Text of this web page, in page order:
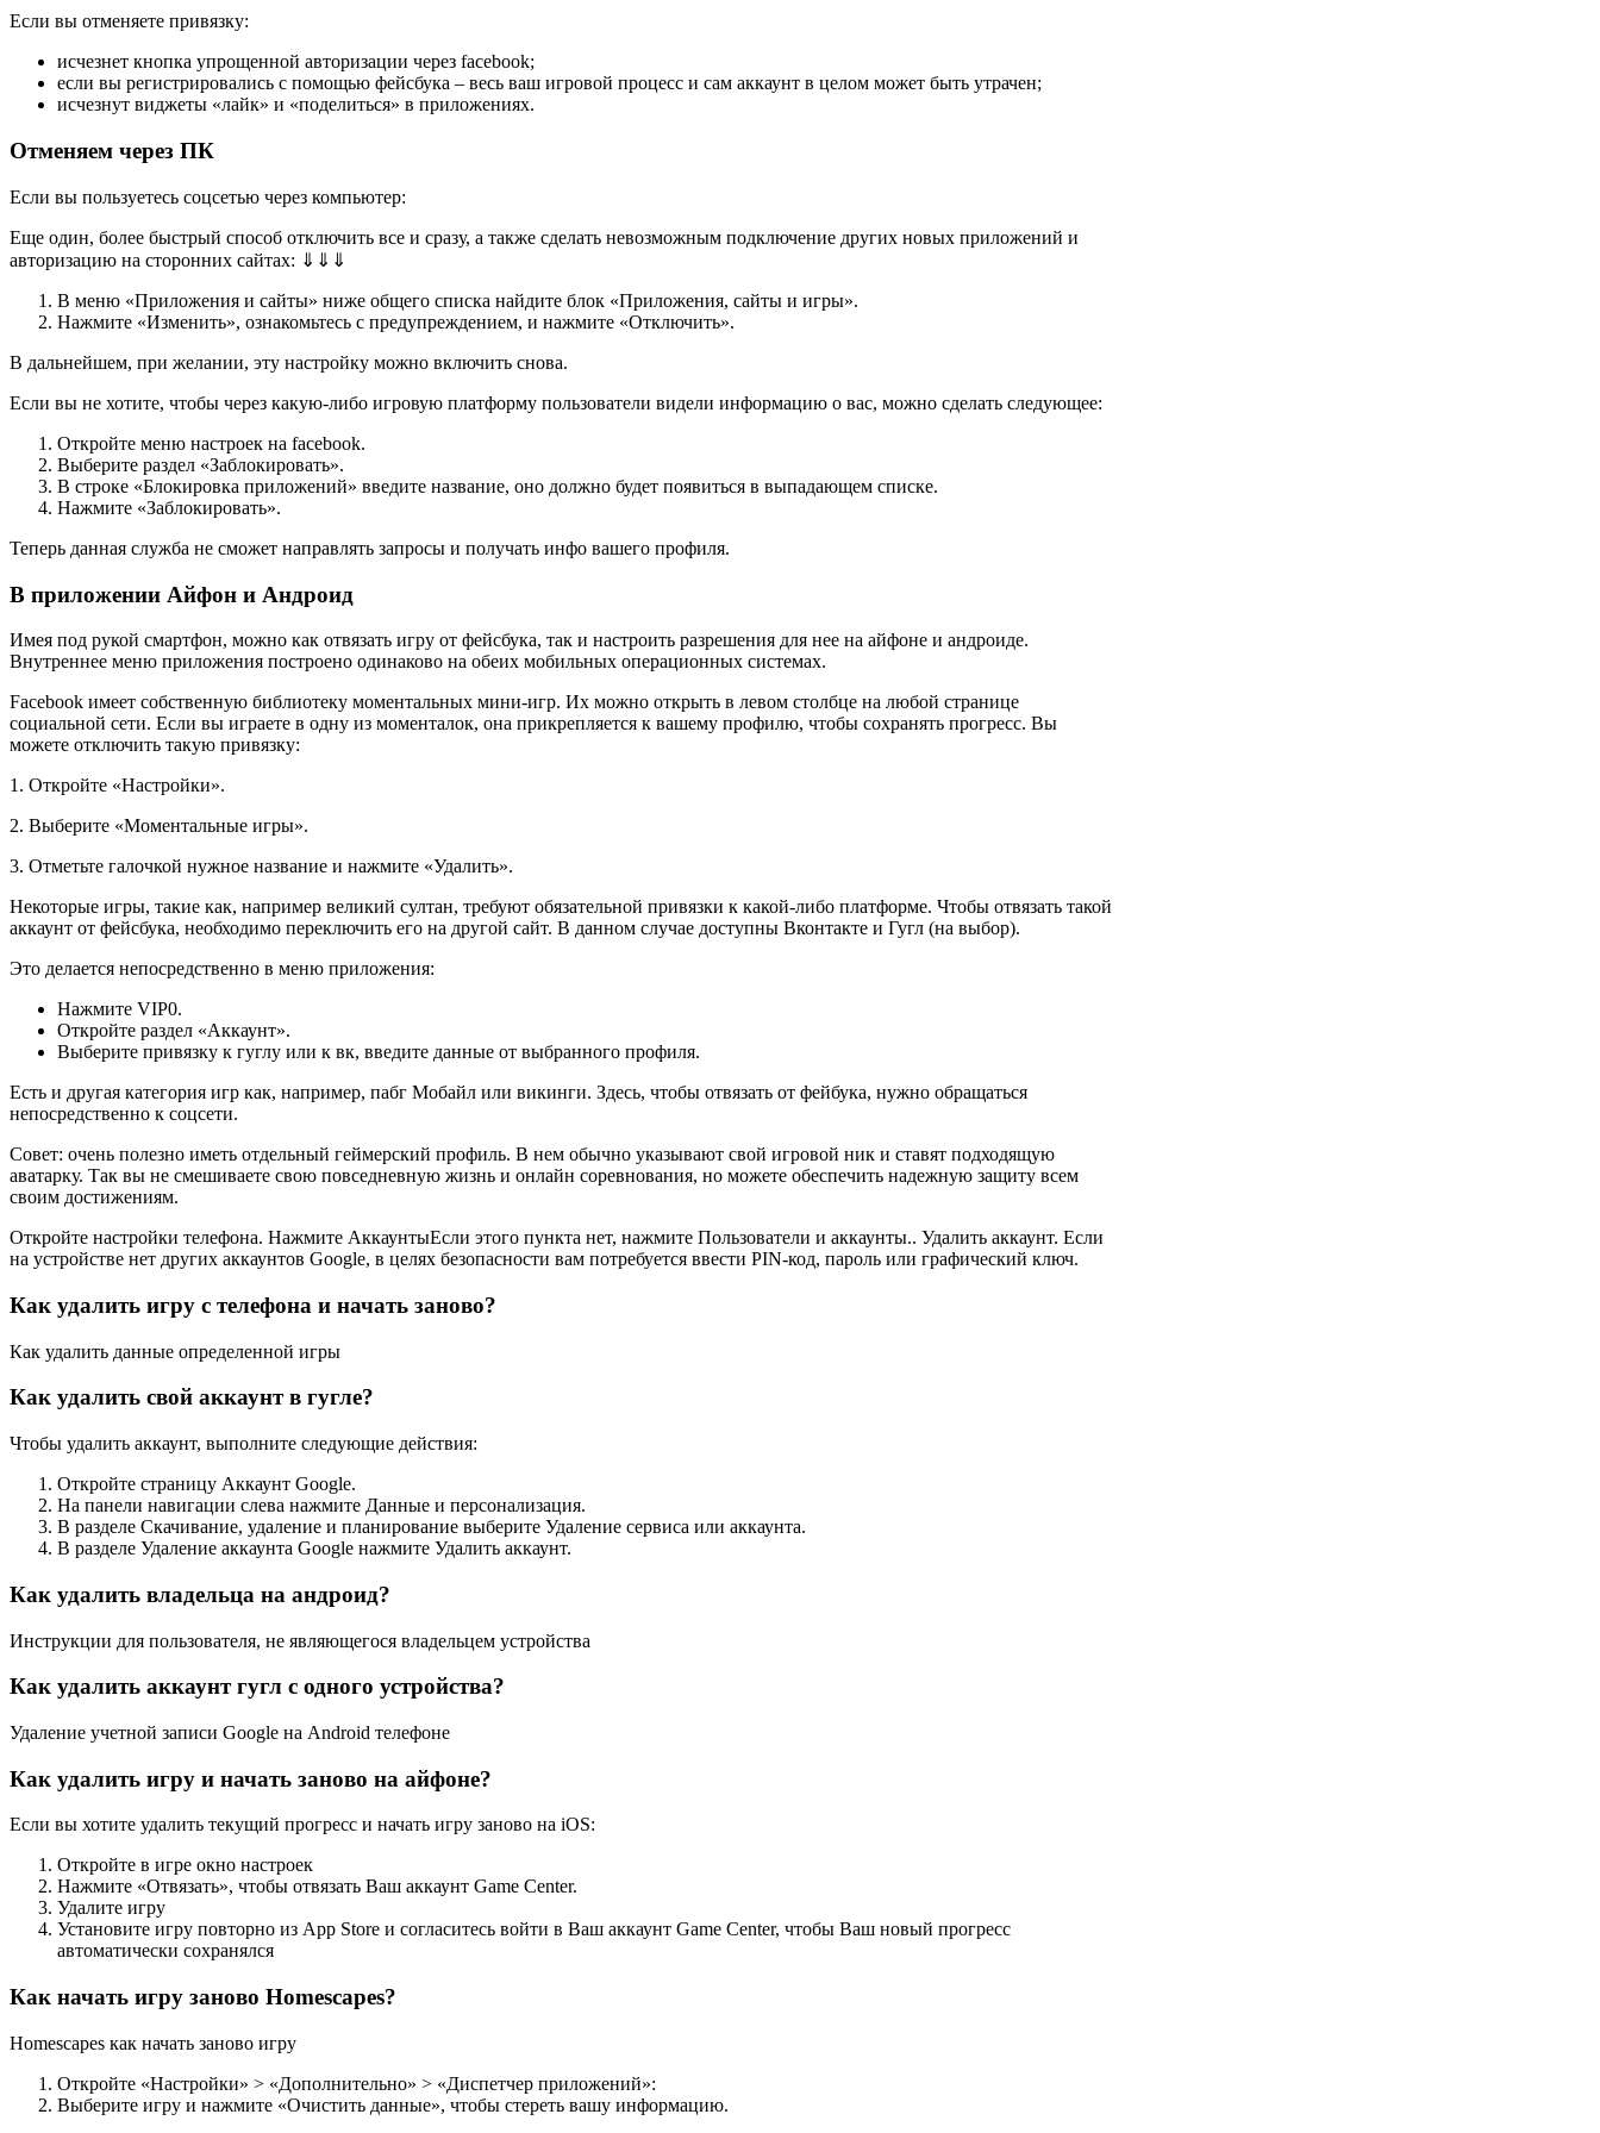
Если вы отменяете привязку:
исчезнет кнопка упрощенной авторизации через facebook;
если вы регистрировались с помощью фейсбука – весь ваш игровой процесс и сам аккаунт в целом может быть утрачен;
исчезнут виджеты «лайк» и «поделиться» в приложениях.
Отменяем через ПК
Если вы пользуетесь соцсетью через компьютер:
Еще один, более быстрый способ отключить все и сразу, а также сделать невозможным подключение других новых приложений и
авторизацию на сторонних сайтах: ⇓⇓⇓
В меню «Приложения и сайты» ниже общего списка найдите блок «Приложения, сайты и игры».
Нажмите «Изменить», ознакомьтесь с предупреждением, и нажмите «Отключить».
В дальнейшем, при желании, эту настройку можно включить снова.
Если вы не хотите, чтобы через какую-либо игровую платформу пользователи видели информацию о вас, можно сделать следующее:
Откройте меню настроек на facebook.
Выберите раздел «Заблокировать».
В строке «Блокировка приложений» введите название, оно должно будет появиться в выпадающем списке.
Нажмите «Заблокировать».
Теперь данная служба не сможет направлять запросы и получать инфо вашего профиля.
В приложении Айфон и Андроид
Имея под рукой смартфон, можно как отвязать игру от фейсбука, так и настроить разрешения для нее на айфоне и андроиде.
Внутреннее меню приложения построено одинаково на обеих мобильных операционных системах.
Facebook имеет собственную библиотеку моментальных мини-игр. Их можно открыть в левом столбце на любой странице
социальной сети. Если вы играете в одну из моменталок, она прикрепляется к вашему профилю, чтобы сохранять прогресс. Вы
можете отключить такую привязку:
1. Откройте «Настройки».
2. Выберите «Моментальные игры».
3. Отметьте галочкой нужное название и нажмите «Удалить».
Некоторые игры, такие как, например великий султан, требуют обязательной привязки к какой-либо платформе. Чтобы отвязать такой
аккаунт от фейсбука, необходимо переключить его на другой сайт. В данном случае доступны Вконтакте и Гугл (на выбор).
Это делается непосредственно в меню приложения:
Нажмите VIP0.
Откройте раздел «Аккаунт».
Выберите привязку к гуглу или к вк, введите данные от выбранного профиля.
Есть и другая категория игр как, например, пабг Мобайл или викинги. Здесь, чтобы отвязать от фейбука, нужно обращаться
непосредственно к соцсети.
Совет: очень полезно иметь отдельный геймерский профиль. В нем обычно указывают свой игровой ник и ставят подходящую
аватарку. Так вы не смешиваете свою повседневную жизнь и онлайн соревнования, но можете обеспечить надежную защиту всем
своим достижениям.
Откройте настройки телефона. Нажмите АккаунтыЕсли этого пункта нет, нажмите Пользователи и аккаунты.. Удалить аккаунт. Если
на устройстве нет других аккаунтов Google, в целях безопасности вам потребуется ввести PIN-код, пароль или графический ключ.
Как удалить игру с телефона и начать заново?
Как удалить данные определенной игры
Как удалить свой аккаунт в гугле?
Чтобы удалить аккаунт, выполните следующие действия:
Откройте страницу Аккаунт Google.
На панели навигации слева нажмите Данные и персонализация.
В разделе Скачивание, удаление и планирование выберите Удаление сервиса или аккаунта.
В разделе Удаление аккаунта Google нажмите Удалить аккаунт.
Как удалить владельца на андроид?
Инструкции для пользователя, не являющегося владельцем устройства
Как удалить аккаунт гугл с одного устройства?
Удаление учетной записи Google на Android телефоне
Как удалить игру и начать заново на айфоне?
Если вы хотите удалить текущий прогресс и начать игру заново на iOS:
Откройте в игре окно настроек
Нажмите «Отвязать», чтобы отвязать Ваш аккаунт Game Center.
Удалите игру
Установите игру повторно из App Store и согласитесь войти в Ваш аккаунт Game Center, чтобы Ваш новый прогресс
автоматически сохранялся
Как начать игру заново Homescapes?
Homescapes как начать заново игру
Откройте «Настройки» > «Дополнительно» > «Диспетчер приложений»:
Выберите игру и нажмите «Очистить данные», чтобы стереть вашу информацию.